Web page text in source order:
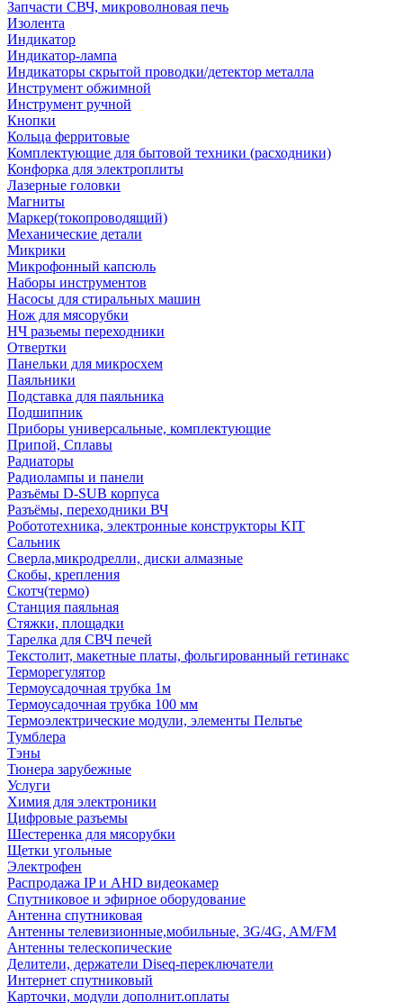
Запчасти СВЧ, микроволновая печь
Изолента
Индикатор
Индикатор-лампа
Индикаторы скрытой проводки/детектор металла
Инструмент обжимной
Инструмент ручной
Кнопки
Кольца ферритовые
Комплектующие для бытовой техники (расходники)
Конфорка для электроплиты
Лазерные головки
Магниты
Маркер(токопроводящий)
Механические детали
Микрики
Микрофонный капсюль
Наборы инструментов
Насосы для стиральных машин
Нож для мясорубки
НЧ разьемы переходники
Отвертки
Панельки для микросхем
Паяльники
Подставка для паяльника
Подшипник
Приборы универсальные, комплектующие
Припой, Сплавы
Радиаторы
Радиолампы и панели
Разъёмы D-SUB корпуса
Разъёмы, переходники ВЧ
Робототехника, электронные конструкторы KIT
Сальник
Сверла,микродрелли, диски алмазные
Скобы, крепления
Скотч(термо)
Станция паяльная
Стяжки, площадки
Тарелка для СВЧ печей
Текстолит, макетные платы, фольгированный гетинакс
Терморегулятор
Термоусадочная трубка 1м
Термоусадочная трубка 100 мм
Термоэлектрические модули, элементы Пельтье
Тумблера
Тэны
Тюнера зарубежные
Услуги
Химия для электроники
Цифровые разъемы
Шестеренка для мясорубки
Щетки угольные
Электрофен
Распродажа IP и AHD видеокамер
Спутниковое и эфирное оборудование
Антенна спутниковая
Антенны телевизионные,мобильные, 3G/4G, AM/FM
Антенны телескопические
Делители, держатели Diseq-переключатели
Интернет спутниковый
Карточки, модули дополнит.оплаты